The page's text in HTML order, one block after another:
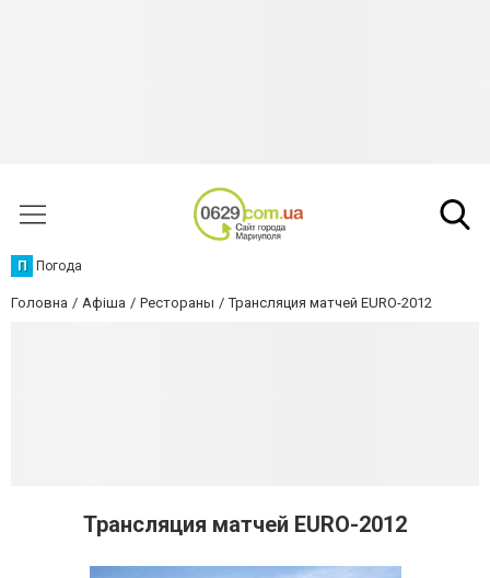
П Погода
Головна Афіша Рестораны Трансляция матчей EURO-2012
Трансляция матчей EURO-2012